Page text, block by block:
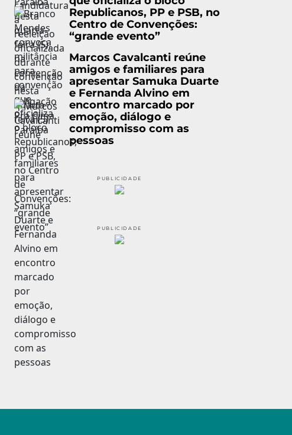
Republicanos, PP e PSB, no
Centro de Convenções:
“grande evento”
Marcos Cavalcanti reúne
amigos e familiares para
apresentar Samuka Duarte
e Fernanda Alvino em
encontro marcado por
emoção, diálogo e
compromisso com as
pessoas
PUBLICIDADE
PUBLICIDADE